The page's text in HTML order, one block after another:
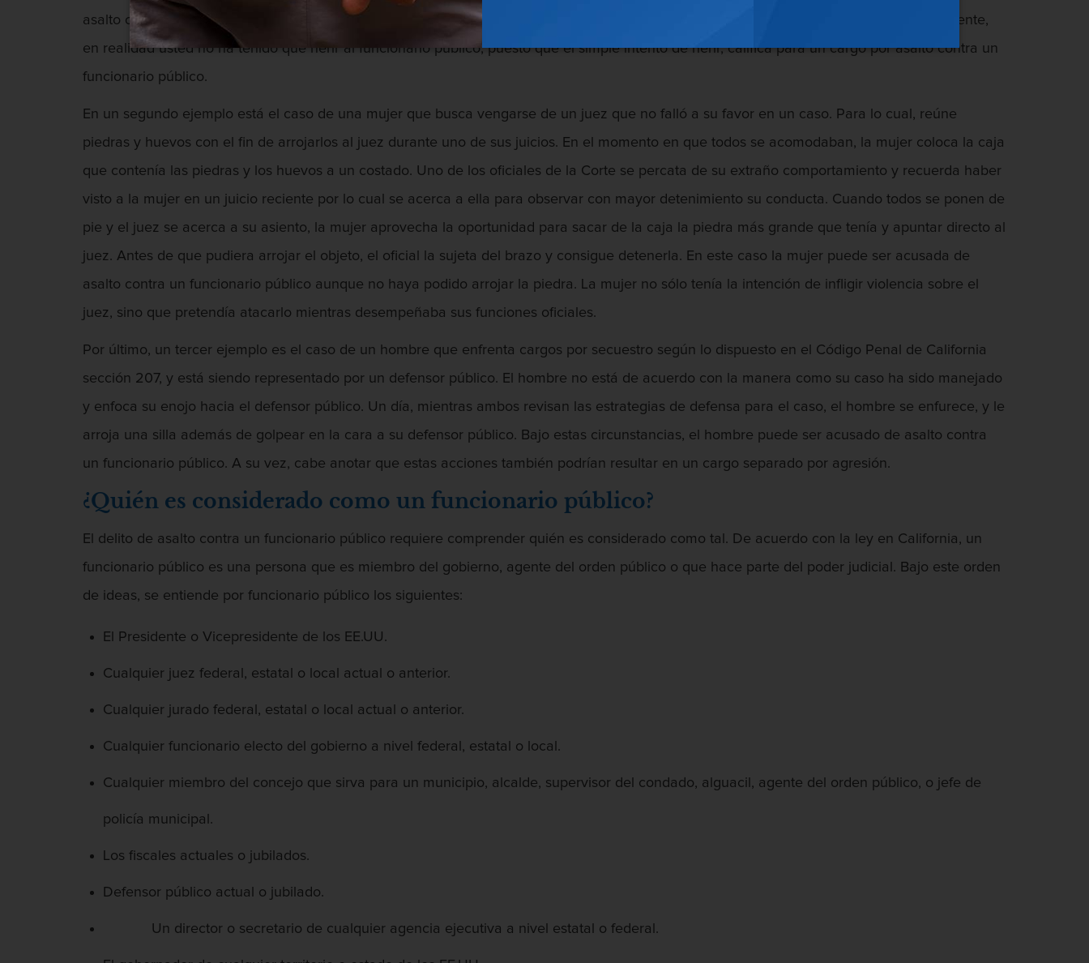
asalto contra un funcionario público incluso si fue detenido antes de aplicarlo. Esto se explica debido a que como se mencionó anteriormente,
en realidad usted no ha tenido que herir al funcionario público, puesto que el simple intento de herir, califica para un cargo por asalto contra un
funcionario público.
En un segundo ejemplo está el caso de una mujer que busca vengarse de un juez que no falló a su favor en un caso. Para lo cual, reúne
piedras y huevos con el fin de arrojarlos al juez durante uno de sus juicios. En el momento en que todos se acomodaban, la mujer coloca la caja
que contenía las piedras y los huevos a un costado. Uno de los oficiales de la Corte se percata de su extraño comportamiento y recuerda haber
visto a la mujer en un juicio reciente por lo cual se acerca a ella para observar con mayor detenimiento su conducta. Cuando todos se ponen de
pie y el juez se acerca a su asiento, la mujer aprovecha la oportunidad para sacar de la caja la piedra más grande que tenía y apuntar directo al
juez. Antes de que pudiera arrojar el objeto, el oficial la sujeta del brazo y consigue detenerla. En este caso la mujer puede ser acusada de
asalto contra un funcionario público aunque no haya podido arrojar la piedra. La mujer no sólo tenía la intención de infligir violencia sobre el
juez, sino que pretendía atacarlo mientras desempeñaba sus funciones oficiales.
Por último, un tercer ejemplo es el caso de un hombre que enfrenta cargos por secuestro según lo dispuesto en el Código Penal de California
sección 207, y está siendo representado por un defensor público. El hombre no está de acuerdo con la manera como su caso ha sido manejado
y enfoca su enojo hacia el defensor público. Un día, mientras ambos revisan las estrategias de defensa para el caso, el hombre se enfurece, y le
arroja una silla además de golpear en la cara a su defensor público. Bajo estas circunstancias, el hombre puede ser acusado de asalto contra
un funcionario público. A su vez, cabe anotar que estas acciones también podrían resultar en un cargo separado por agresión.
¿Quién es considerado como un funcionario público?
El delito de asalto contra un funcionario público requiere comprender quién es considerado como tal. De acuerdo con la ley en California, un
funcionario público es una persona que es miembro del gobierno, agente del orden público o que hace parte del poder judicial. Bajo este orden
de ideas, se entiende por funcionario público los siguientes:
El Presidente o Vicepresidente de los EE.UU.
Cualquier juez federal, estatal o local actual o anterior.
Cualquier jurado federal, estatal o local actual o anterior.
Cualquier funcionario electo del gobierno a nivel federal, estatal o local.
Cualquier miembro del concejo que sirva para un municipio, alcalde, supervisor del condado, alguacil, agente del orden público, o jefe de
policía municipal.
Los fiscales actuales o jubilados.
Defensor público actual o jubilado.
Un director o secretario de cualquier agencia ejecutiva a nivel estatal o federal.